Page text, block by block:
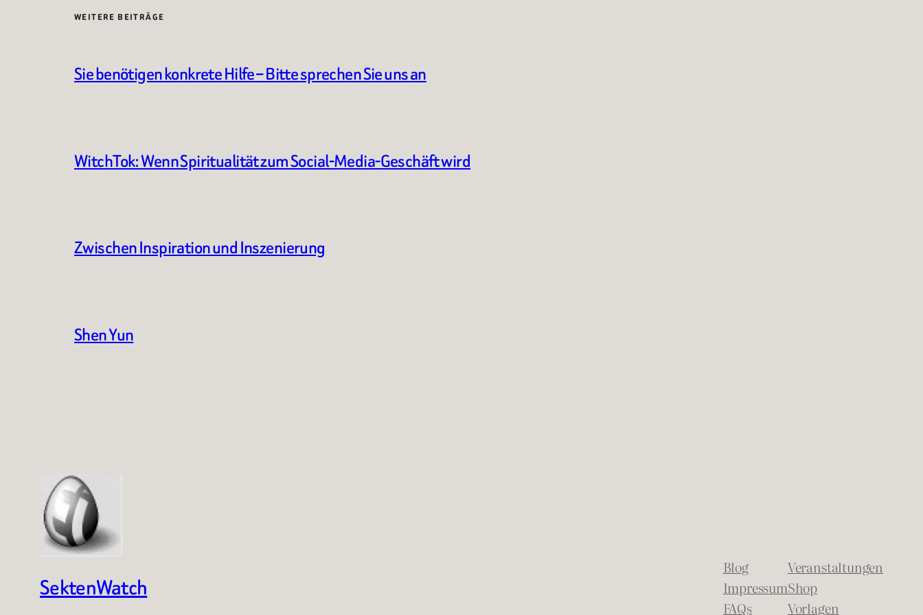
WEITERE BEITRÄGE
Sie benötigen konkrete Hilfe – Bitte sprechen Sie uns an
WitchTok: Wenn Spiritualität zum Social-Media-Geschäft wird
Zwischen Inspiration und Inszenierung
Shen Yun
SektenWatch
Blog
Impressum
FAQs
Veranstaltungen
Shop
Vorlagen